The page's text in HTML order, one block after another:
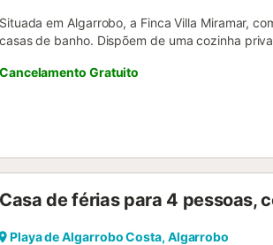
Situada em Algarrobo, a Finca Villa Miramar,
casas de banho. Dispõem de uma cozinha
cadeira alta e toalhas de praia à vossa
plantas exóticas, zonas de sol e sombra
refresco, enquanto os terraços coberto e
proporcionam espaços ideais para relaxar ao
panorâmicas sobre plantações de abacate e
rústico encantador, com uma ampla sala e
superior oferece uma grande sala de
Cancelamento Gratuito
Casa de férias para 4 pessoas,
Playa de Algarrobo Costa, Algarrobo